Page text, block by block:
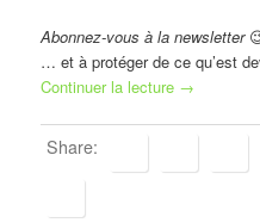
Abonnez-vous à la newsletter
… et à protéger de ce qu’est
Continuer la lecture →
Share: